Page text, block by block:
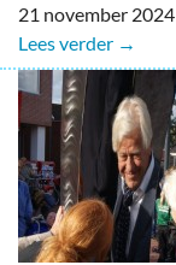
21 november 2024
Lees verder →